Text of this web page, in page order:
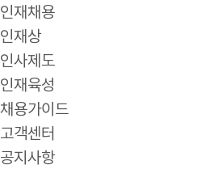
인재채용
인재상
인사제도
인재육성
채용가이드
고객센터
공지사항